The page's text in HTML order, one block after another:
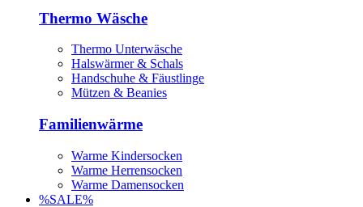
Thermo Wäsche
Thermo Unterwäsche
Halswärmer & Schals
Handschuhe & Fäustlinge
Mützen & Beanies
Familienwärme
Warme Kindersocken
Warme Herrensocken
Warme Damensocken
%SALE%